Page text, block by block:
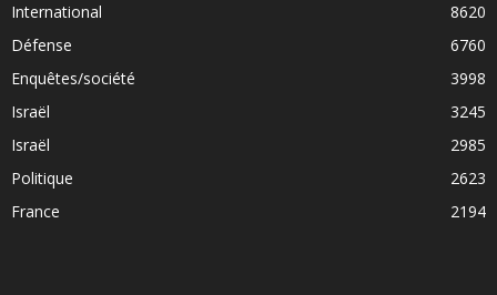
International
8620
Défense
6760
Enquêtes/société
3998
Israël
3245
Israël
2985
Politique
2623
France
2194